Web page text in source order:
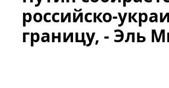
российско-
границу, - Эль